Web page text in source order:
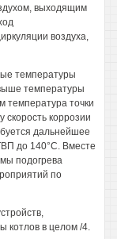
выходящим
воздуха,
температуры
температуры
температура точки
скорость коррозии
дальнейшее
до 140°С. Вместе
подогрева
по
котлов в целом /4.